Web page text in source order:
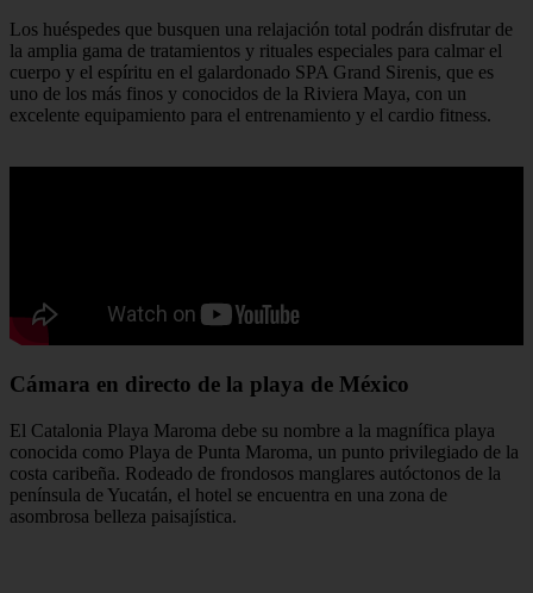
Los huéspedes que busquen una relajación total podrán disfrutar de
la amplia gama de tratamientos y rituales especiales para calmar el
cuerpo y el espíritu en el galardonado SPA Grand Sirenis, que es
uno de los más finos y conocidos de la Riviera Maya, con un
excelente equipamiento para el entrenamiento y el cardio fitness.
Cámara en directo de la playa de México
El Catalonia Playa Maroma debe su nombre a la magnífica playa
conocida como Playa de Punta Maroma, un punto privilegiado de la
costa caribeña. Rodeado de frondosos manglares autóctonos de la
península de Yucatán, el hotel se encuentra en una zona de
asombrosa belleza paisajística.